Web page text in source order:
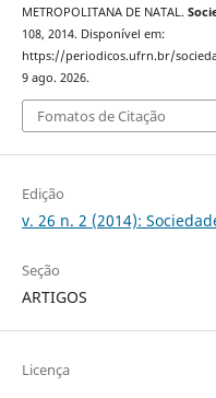
METROPOLITANA DE NATAL.
108, 2014. Disponível em:
https://periodicos.ufrn.br/
9 ago. 2026.
Fomatos de Citação
Edição
v. 26 n. 2 (2014):
Seção
ARTIGOS
Licença